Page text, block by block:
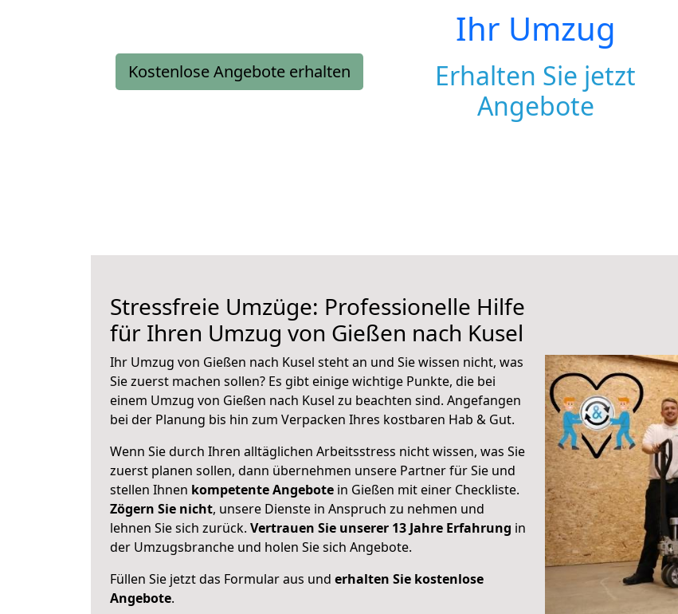
Kostenlose Angebote erhalten
Ihr Umzug
Erhalten Sie jetzt
Angebote
Stressfreie Umzüge: Professionelle Hilfe
für Ihren Umzug von Gießen nach Kusel
Ihr Umzug von Gießen nach Kusel steht an und Sie wissen nicht, was
Sie zuerst machen sollen? Es gibt einige wichtige Punkte, die bei
einem Umzug von Gießen nach Kusel zu beachten sind. Angefangen
bei der Planung bis hin zum Verpacken Ihres kostbaren Hab & Gut.
Wenn Sie durch Ihren alltäglichen Arbeitsstress nicht wissen, was Sie
zuerst planen sollen, dann übernehmen unsere Partner für Sie und
stellen Ihnen kompetente Angebote in Gießen mit einer Checkliste.
Zögern Sie nicht, unsere Dienste in Anspruch zu nehmen und
lehnen Sie sich zurück. Vertrauen Sie unserer 13 Jahre Erfahrung in
der Umzugsbranche und holen Sie sich Angebote.
Füllen Sie jetzt das Formular aus und erhalten Sie kostenlose
Angebote.